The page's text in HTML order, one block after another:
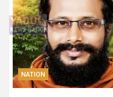
NATION